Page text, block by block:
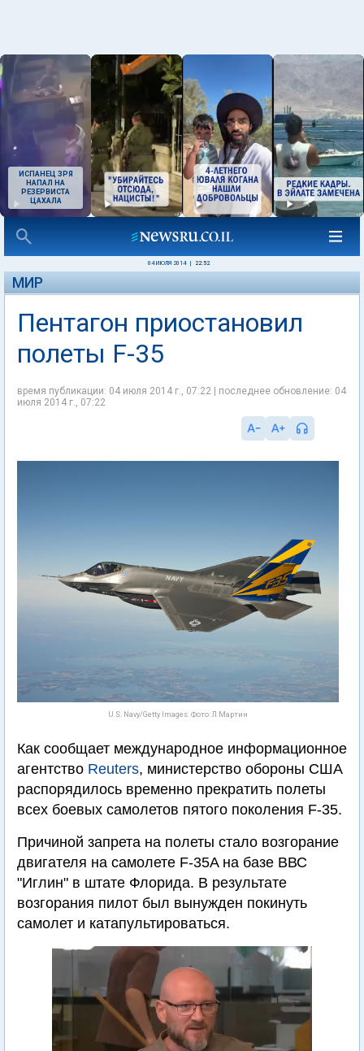
ИСПАНЕЦ ЗРЯ
НАПАЛ НА
РЕЗЕРВИСТА
ЦАХАЛА
04 ИЮЛЯ 2014 22:52
МИР
Пентагон приостановил
полеты F-35
время публикации: 04 июля 2014 г., 07:22 | последнее обновление: 04
июля 2014 г., 07:22
U.S. Navy/Getty Images. Фото: Л.Мартин
Как сообщает международное информационное
агентство Reuters, министерство обороны США
распорядилось временно прекратить полеты
всех боевых самолетов пятого поколения F-35.
Причиной запрета на полеты стало возгорание
двигателя на самолете F-35A на базе ВВС
"Иглин" в штате Флорида. В результате
возгорания пилот был вынужден покинуть
самолет и катапультироваться.